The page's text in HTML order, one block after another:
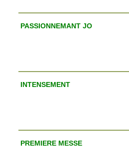
PASSIONNEMANT JO
INTENSEMENT
PREMIERE MESSE